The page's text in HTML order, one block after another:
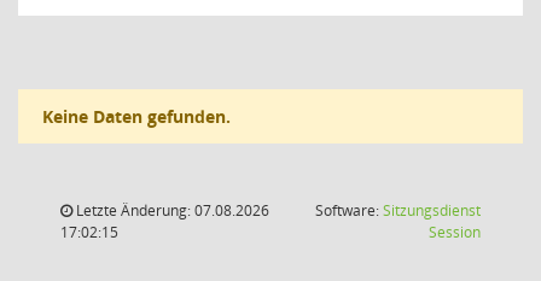
Keine Daten gefunden.
Letzte Änderung: 07.08.2026
17:02:15
Software:Sitzungsdienst
Session(Wird in